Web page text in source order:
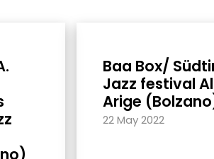
Baa Box/
Jazz festival
Arige
22 May 2022